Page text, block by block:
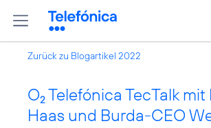
Zurück zu Blogartikel 2022
O2 Telefónica TecTalk mit
Haas und Burda-CEO